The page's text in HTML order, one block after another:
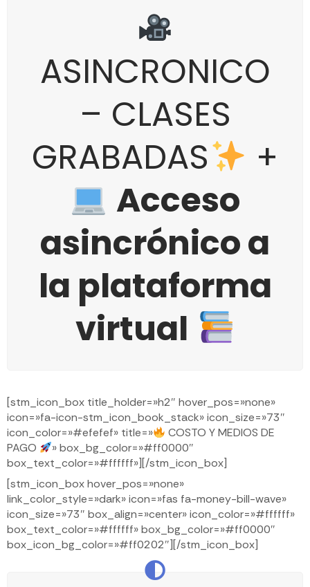
ASINCRONICO
– CLASES
GRABADAS
+
Acceso
asincrónico a
la plataforma
virtual
[stm_icon_box title_holder=»h2″ hover_pos=»none»
icon=»fa-icon-stm_icon_book_stack» icon_size=»73″
icon_color=»#efefef» title=»
COSTO Y MEDIOS DE
PAGO
» box_bg_color=»#ff0000″
box_text_color=»#ffffff»][/stm_icon_box]
[stm_icon_box hover_pos=»none»
link_color_style=»dark» icon=»fas fa-money-bill-wave»
icon_size=»73″ box_align=»center» icon_color=»#ffffff»
box_text_color=»#ffffff» box_bg_color=»#ff0000″
box_icon_bg_color=»#ff0202″][/stm_icon_box]